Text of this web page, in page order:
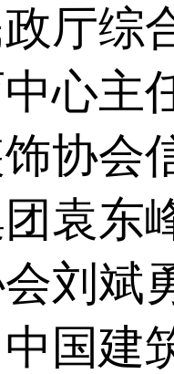
厅综
主任
协会
袁东峰
刘斌
中国